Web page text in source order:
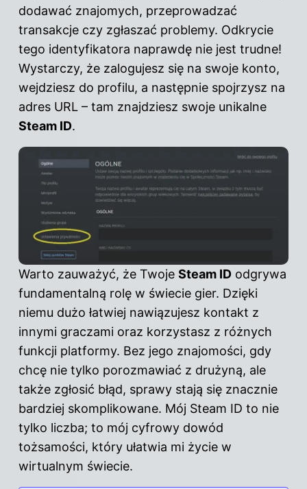
dodawać znajomych, przeprowadzać
transakcje czy zgłaszać problemy. Odkrycie
tego identyfikatora naprawdę nie jest trudne!
Wystarczy, że zalogujesz się na swoje konto,
wejdziesz do profilu, a następnie spojrzysz na
adres URL – tam znajdziesz swoje unikalne
Steam ID.
Warto zauważyć, że Twoje Steam ID odgrywa
fundamentalną rolę w świecie gier. Dzięki
niemu dużo łatwiej nawiązujesz kontakt z
innymi graczami oraz korzystasz z różnych
funkcji platformy. Bez jego znajomości, gdy
chcę nie tylko porozmawiać z drużyną, ale
także zgłosić błąd, sprawy stają się znacznie
bardziej skomplikowane. Mój Steam ID to nie
tylko liczba; to mój cyfrowy dowód
tożsamości, który ułatwia mi życie w
wirtualnym świecie.